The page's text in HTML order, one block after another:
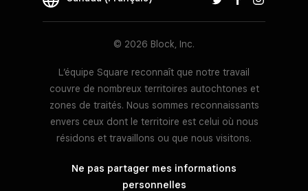
© 2026 Block, Inc.
L’équipe Square reconnaît que notre travail
couvre de nombreux territoires autochtones et
zones de traités. Nous sommes reconnaissants
envers ceux dont le territoire est celui où nous
résidons et travaillons ou que nous visitons.
Ne pas partager mes informations
personnelles